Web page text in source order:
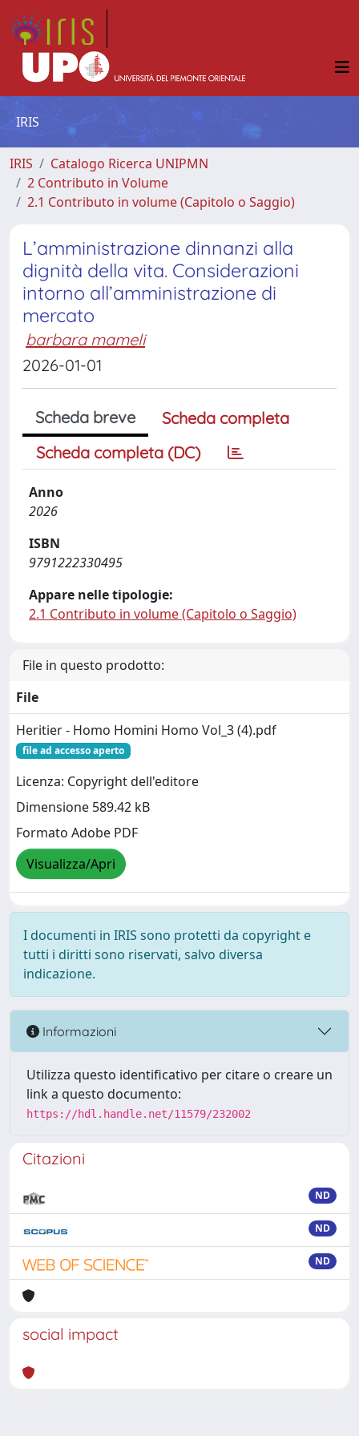
IRIS
IRIS
Catalogo Ricerca UNIPMN
2 Contributo in Volume
2.1 Contributo in volume (Capitolo o Saggio)
L’amministrazione dinnanzi alla
dignità della vita. Considerazioni
intorno all’amministrazione di
mercato
barbara mameli
2026-01-01
Scheda breve
Scheda completa
Scheda completa (DC)
Anno
2026
ISBN
9791222330495
Appare nelle tipologie:
2.1 Contributo in volume (Capitolo o Saggio)
File in questo prodotto:
File
Heritier - Homo Homini Homo Vol_3 (4).pdf
file ad accesso aperto
Licenza: Copyright dell'editore
Dimensione 589.42 kB
Formato Adobe PDF
Visualizza/Apri
I documenti in IRIS sono protetti da copyright e
tutti i diritti sono riservati, salvo diversa
indicazione.
Informazioni
Utilizza questo identificativo per citare o creare un
link a questo documento:
https://hdl.handle.net/11579/232002
Citazioni
ND
ND
ND
social impact